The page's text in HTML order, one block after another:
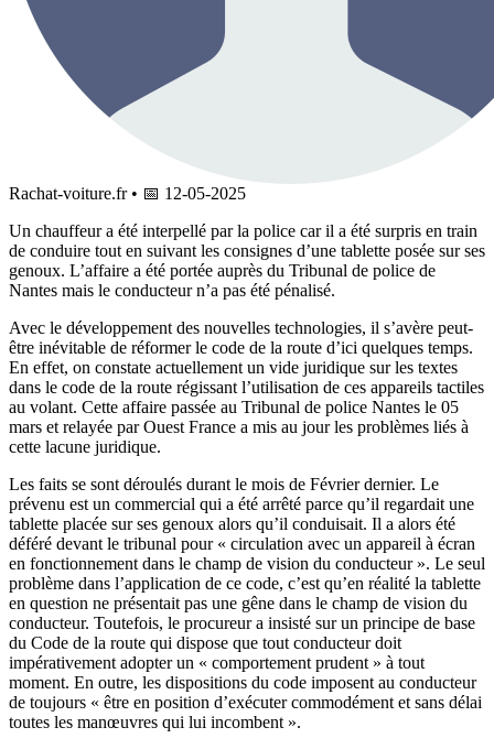
Rachat-voiture.fr • 📅 12-05-2025
Un chauffeur a été interpellé par la police car il a été surpris en train
de conduire tout en suivant les consignes d’une tablette posée sur ses
genoux. L’affaire a été portée auprès du Tribunal de police de
Nantes mais le conducteur n’a pas été pénalisé.
Avec le développement des nouvelles technologies, il s’avère peut-
être inévitable de réformer le code de la route d’ici quelques temps.
En effet, on constate actuellement un vide juridique sur les textes
dans le code de la route régissant l’utilisation de ces appareils tactiles
au volant. Cette affaire passée au Tribunal de police Nantes le 05
mars et relayée par Ouest France a mis au jour les problèmes liés à
cette lacune juridique.
Les faits se sont déroulés durant le mois de Février dernier. Le
prévenu est un commercial qui a été arrêté parce qu’il regardait une
tablette placée sur ses genoux alors qu’il conduisait. Il a alors été
déféré devant le tribunal pour « circulation avec un appareil à écran
en fonctionnement dans le champ de vision du conducteur ». Le seul
problème dans l’application de ce code, c’est qu’en réalité la tablette
en question ne présentait pas une gêne dans le champ de vision du
conducteur. Toutefois, le procureur a insisté sur un principe de base
du Code de la route qui dispose que tout conducteur doit
impérativement adopter un « comportement prudent » à tout
moment. En outre, les dispositions du code imposent au conducteur
de toujours « être en position d’exécuter commodément et sans délai
toutes les manœuvres qui lui incombent ».